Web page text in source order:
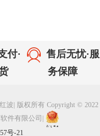
类型
付·
售后无忧·服
务保障
波
版权所有 Copyright © 2022
件有限公司
号-21